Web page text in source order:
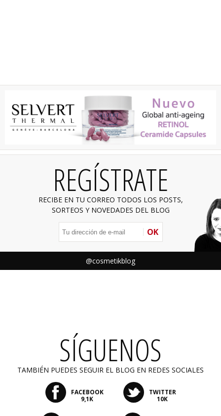
REGÍSTRATE
RECIBE EN TU CORREO TODOS LOS POSTS,
SORTEOS Y NOVEDADES DEL BLOG
OK
@cosmetikblog
SÍGUENOS
TAMBIÉN PUEDES SEGUIR EL BLOG EN REDES SOCIALES
FACEBOOK
9,1K
TWITTER
10K